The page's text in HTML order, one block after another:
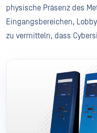
physische Präsenz des
Eingangsbereichen,
zu vermitteln, dass